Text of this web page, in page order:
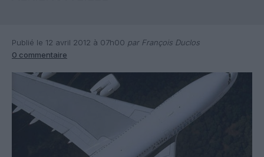
Publié le 12 avril 2012 à 07h00 par François Duclos
0 commentaire